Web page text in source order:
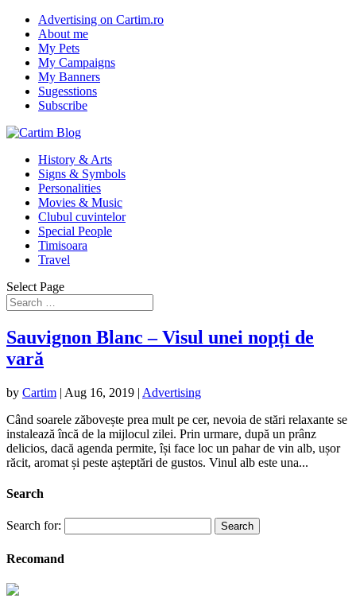
Advertising on Cartim.ro
About me
My Pets
My Campaigns
My Banners
Sugesstions
Subscribe
History & Arts
Signs & Symbols
Personalities
Movies & Music
Clubul cuvintelor
Special People
Timisoara
Travel
Select Page
Sauvignon Blanc – Visul unei nopți de
vară
by Cartim | Aug 16, 2019 | Advertising
Când soarele zăbovește prea mult pe cer, nevoia de stări relaxante se
instalează încă de la mijlocul zilei. Prin urmare, după un prânz
delicios, dacă agenda permite, își face loc un pahar de vin alb, ușor
răcit, aromat și peste așteptări de gustos. Vinul alb este una...
Search
Search for:
Recomand